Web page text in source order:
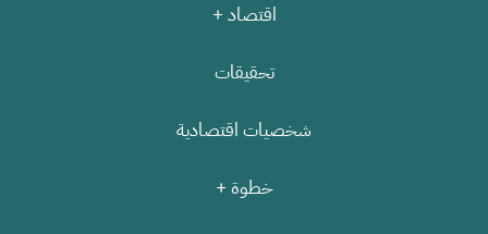
اقتصاد +
تحقيقات
شخصيات اقتصادية
خطوة +